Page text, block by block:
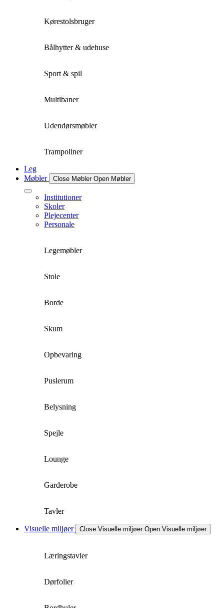
Kørestolsbruger
Bålhytter & udehuse
Sport & spil
Multibaner
Udendørsmøbler
Trampoliner
Leg
Møbler
Close Møbler Open Møbler
Institutioner
Skoler
Plejecenter
Personale
Legemøbler
Stole
Borde
Skum
Opbevaring
Puslerum
Belysning
Spejle
Lounge
Garderobe
Tavler
Visuelle miljøer Close Visuelle miljøer Open Visuelle miljøer
Læringstavler
Dørfolier